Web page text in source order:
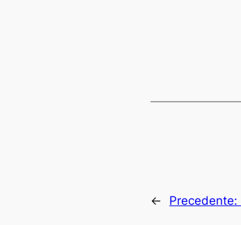
← Precedente: